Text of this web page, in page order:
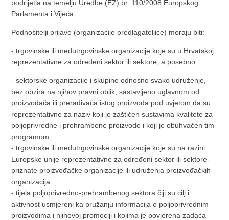
podrijetla na temelju Uredbe (EZ) br. 110/2008 Europskog
Parlamenta i Vijeća
Podnositelji prijave (organizacije predlagateljice) moraju biti:
- trgovinske ili međutrgovinske organizacije koje su u Hrvatskoj
reprezentativne za određeni sektor ili sektore, a posebno:
- sektorske organizacije i skupine odnosno svako udruženje,
bez obzira na njihov pravni oblik, sastavljeno uglavnom od
proizvođača ili prerađivača istog proizvoda pod uvjetom da su
reprezentativne za naziv koji je zaštićen sustavima kvalitete za
poljoprivredne i prehrambene proizvode i koji je obuhvaćen tim
programom
- trgovinske ili međutrgovinske organizacije koje su na razini
Europske unije reprezentativne za određeni sektor ili sektore-
priznate proizvođačke organizacije ili udruženja proizvođačkih
organizacija
- tijela poljoprivredno-prehrambenog sektora čiji su cilj i
aktivnost usmjereni ka pružanju informacija o poljoprivrednim
proizvodima i njihovoj promociji i kojima je povjerena zadaća